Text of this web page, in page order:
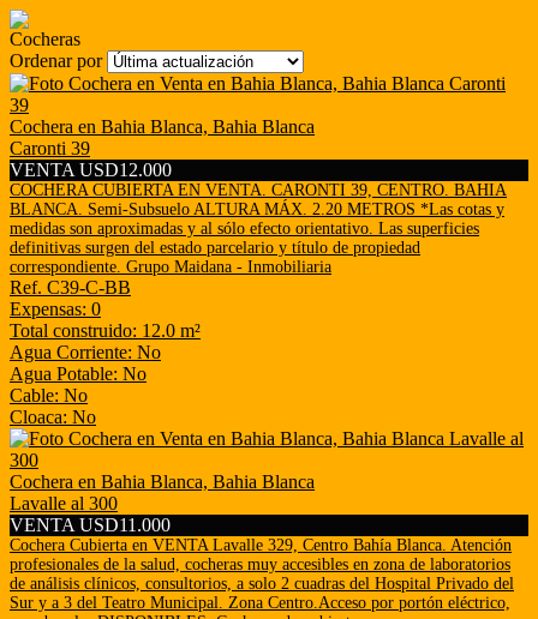
Cocheras
Ordenar por
Cochera en Bahia Blanca, Bahia Blanca
Caronti 39
VENTA USD12.000
COCHERA CUBIERTA EN VENTA. CARONTI 39, CENTRO. BAHIA
BLANCA. Semi-Subsuelo ALTURA MÁX. 2.20 METROS *Las cotas y
medidas son aproximadas y al sólo efecto orientativo. Las superficies
definitivas surgen del estado parcelario y título de propiedad
correspondiente. Grupo Maidana - Inmobiliaria
Ref. C39-C-BB
Expensas: 0
Total construido: 12.0 m²
Agua Corriente: No
Agua Potable: No
Cable: No
Cloaca: No
Cochera en Bahia Blanca, Bahia Blanca
Lavalle al 300
VENTA USD11.000
Cochera Cubierta en VENTA Lavalle 329, Centro Bahía Blanca. Atención
profesionales de la salud, cocheras muy accesibles en zona de laboratorios
de análisis clínicos, consultorios, a solo 2 cuadras del Hospital Privado del
Sur y a 3 del Teatro Municipal. Zona Centro.Acceso por portón eléctrico,